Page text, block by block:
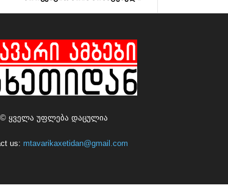
© ყველა უფლება დაცულია
us: mtavarikaxetidan@gmail.com